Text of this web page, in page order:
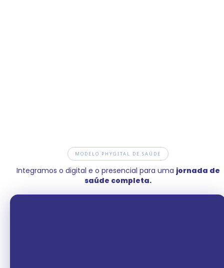
MODELO PHYGITAL DE SAÚDE
Integramos o digital e o presencial para uma jornada de
saúde completa.